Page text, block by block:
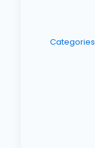
Categories